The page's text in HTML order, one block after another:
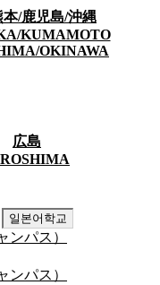
本/鹿児島/沖縄
KUMAMOTO
OKINAWA
広島
일본어학교
ンパス）
ンパス）